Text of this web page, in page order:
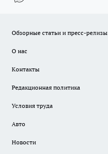
Обзорные статьи и пресс-релизы
О нас
Контакты
Редакционная политика
Условия труда
Авто
Новости